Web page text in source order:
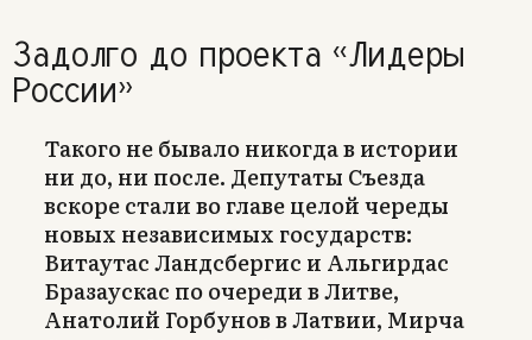
Задолго до проекта «Лидеры
России»
Такого не бывало никогда в истории
ни до, ни после. Депутаты Съезда
вскоре стали во главе целой череды
новых независимых государств:
Витаутас Ландсбергис и Альгирдас
Бразаускас по очереди в Литве,
Анатолий Горбунов в Латвии, Мирча